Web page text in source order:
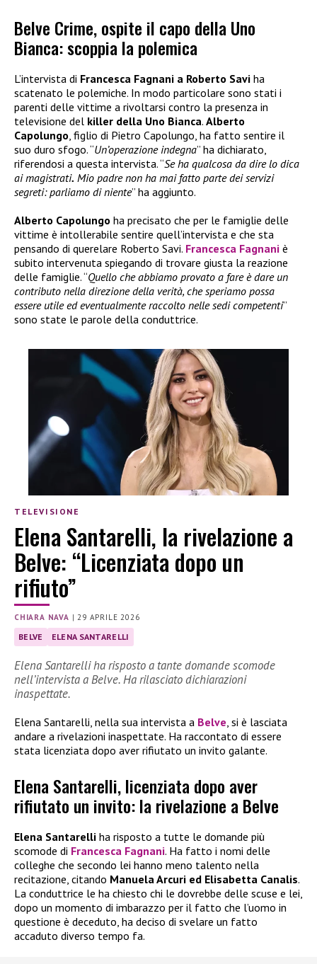
Belve Crime, ospite il capo della Uno
Bianca: scoppia la polemica
L’intervista di Francesca Fagnani a Roberto Savi ha
scatenato le polemiche. In modo particolare sono stati i
parenti delle vittime a rivoltarsi contro la presenza in
televisione del killer della Uno Bianca. Alberto
Capolungo , figlio di Pietro Capolungo, ha fatto sentire il
suo duro sfogo. “Un’operazione indegna” ha dichiarato,
riferendosi a questa intervista. “Se ha qualcosa da dire lo dica
ai magistrati. Mio padre non ha mai fatto parte dei servizi
segreti: parliamo di niente” ha aggiunto.
Alberto Capolungo ha precisato che per le famiglie delle
vittime è intollerabile sentire quell’intervista e che sta
pensando di querelare Roberto Savi. Francesca Fagnani è
subito intervenuta spiegando di trovare giusta la reazione
delle famiglie. “Quello che abbiamo provato a fare è dare un
contributo nella direzione della verità, che speriamo possa
essere utile ed eventualmente raccolto nelle sedi competenti”
sono state le parole della conduttrice.
TELEVISIONE
Elena Santarelli, la rivelazione a
Belve: “Licenziata dopo un
rifiuto”
CHIARA NAVA |29 APRILE 2026
BELVE ELENA SANTARELLI
Elena Santarelli ha risposto a tante domande scomode
nell’intervista a Belve. Ha rilasciato dichiarazioni
inaspettate.
Elena Santarelli, nella sua intervista a Belve , si è lasciata
andare a rivelazioni inaspettate. Ha raccontato di essere
stata licenziata dopo aver rifiutato un invito galante.
Elena Santarelli, licenziata dopo aver
rifiutato un invito: la rivelazione a Belve
Elena Santarelli ha risposto a tutte le domande più
scomode di Francesca Fagnani. Ha fatto i nomi delle
colleghe che secondo lei hanno meno talento nella
recitazione, citando Manuela Arcuri ed Elisabetta Canalis.
La conduttrice le ha chiesto chi le dovrebbe delle scuse e lei,
dopo un momento di imbarazzo per il fatto che l’uomo in
questione è deceduto, ha deciso di svelare un fatto
accaduto diverso tempo fa.